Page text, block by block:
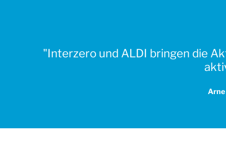
"Interzero und ALDI bringen die